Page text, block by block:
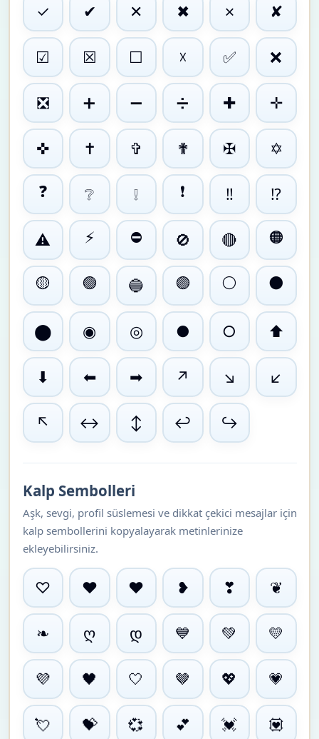
✓ ✔ ✕ ✖ ✗ ✘
☑ ☒ ☐ ☓ ✅ ❌
❎ ➕ ➖ ➗ ✚ ✛
✜ ✝ ✞ ✟ ✠ ✡
❓ ❔ ❕ ❗ ‼ ⁉
⚠ ⚡ ⛔ 🚫 🔴 🟠
🟡 🟢 🔵 🟣 ⚪ ⚫
⬤ ◉ ◎ ● ○ ⬆
⬇ ⬅ ➡ ↗ ↘ ↙
↖ ↔ ↕ ↩ ↪
Kalp Sembolleri
Aşk, sevgi, profil süslemesi ve dikkat çekici mesajlar için
kalp sembollerini kopyalayarak metinlerinize
ekleyebilirsiniz.
♡ ♥ ❤ ❥ ❣ ❦
❧ ღ დ 💙 💚 💛
💜 🖤 🤍 🤎 💖 💗
💘 💝 💞 💕 💓 💟